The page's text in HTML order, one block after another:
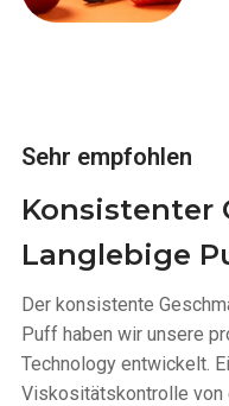
Sehr empfohlen
Konsistenter
Langlebige
Der konsistente
Puff haben wir unsere
Technology entwickelt.
Viskositätskontrolle